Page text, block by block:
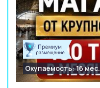
Окупаемость: 16 мес.